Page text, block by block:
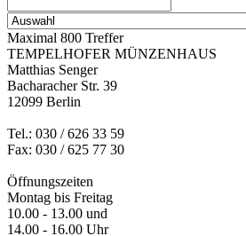
Maximal 800 Treffer
TEMPELHOFER MÜNZENHAUS
Matthias Senger
Bacharacher Str. 39
12099 Berlin
Tel.: 030 / 626 33 59
Fax: 030 / 625 77 30
Öffnungszeiten
Montag bis Freitag
10.00 - 13.00 und
14.00 - 16.00 Uhr